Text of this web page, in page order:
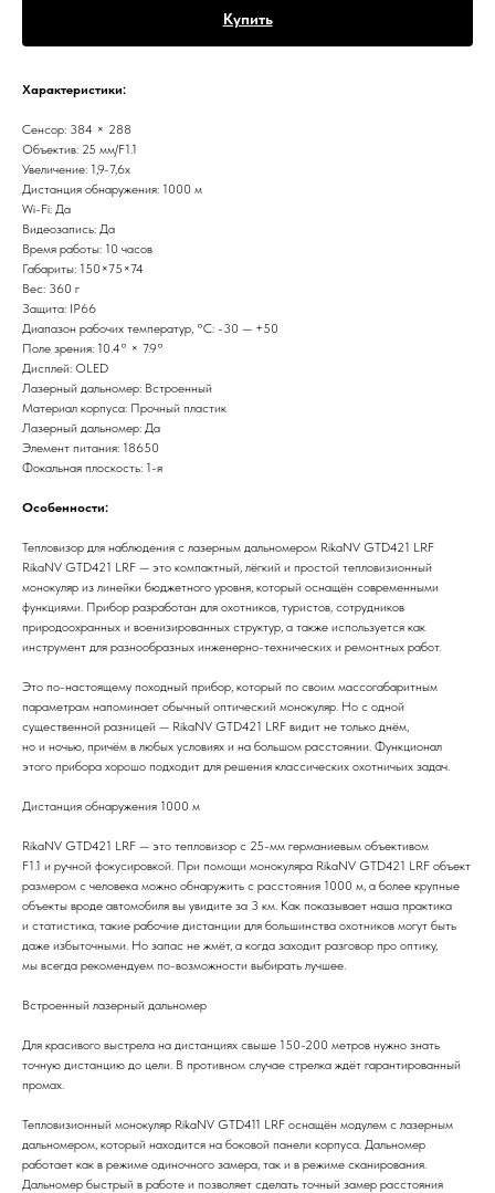
Купить
Характеристики:
Сенсор: 384 × 288
Объектив: 25 мм/F1.1
Увеличение: 1,9-7,6х
Дистанция обнаружения: 1000 м
Wi-Fi: Да
Видеозапись: Да
Время работы: 10 часов
Габариты: 150×75×74
Вес: 360 г
Защита: IP66
Диапазон рабочих температур, °С: -30 — +50
Поле зрения: 10.4° × 7.9°
Дисплей: OLED
Лазерный дальномер: Встроенный
Материал корпуса: Прочный пластик
Лазерный дальномер: Да
Элемент питания: 18650
Фокальная плоскость: 1-я
Особенности:
Тепловизор для наблюдения с лазерным дальномером RikaNV GTD421 LRF
RikaNV GTD421 LRF — это компактный, лёгкий и простой тепловизионный
монокуляр из линейки бюджетного уровня, который оснащён современными
функциями. Прибор разработан для охотников, туристов, сотрудников
природоохранных и военизированных структур, а также используется как
инструмент для разнообразных инженерно-технических и ремонтных работ.
Это по-настоящему походный прибор, который по своим массогабаритным
параметрам напоминает обычный оптический монокуляр. Но с одной
существенной разницей — RikaNV GTD421 LRF видит не только днём,
но и ночью, причём в любых условиях и на большом расстоянии. Функционал
этого прибора хорошо подходит для решения классических охотничьих задач.
Дистанция обнаружения 1000 м
RikaNV GTD421 LRF — это тепловизор с 25-мм германиевым объективом
F1.1 и ручной фокусировкой. При помощи монокуляра RikaNV GTD421 LRF объект
размером с человека можно обнаружить с расстояния 1000 м, а более крупные
объекты вроде автомобиля вы увидите за 3 км. Как показывает наша практика
и статистика, такие рабочие дистанции для большинства охотников могут быть
даже избыточными. Но запас не жмёт, а когда заходит разговор про оптику,
мы всегда рекомендуем по-возможности выбирать лучшее.
Встроенный лазерный дальномер
Для красивого выстрела на дистанциях свыше 150-200 метров нужно знать
точную дистанцию до цели. В противном случае стрелка ждёт гарантированный
промах.
Тепловизионный монокуляр RikaNV GTD411 LRF оснащён модулем с лазерным
дальномером, который находится на боковой панели корпуса. Дальномер
работает как в режиме одиночного замера, так и в режиме сканирования.
Дальномер быстрый в работе и позволяет сделать точный замер расстояния